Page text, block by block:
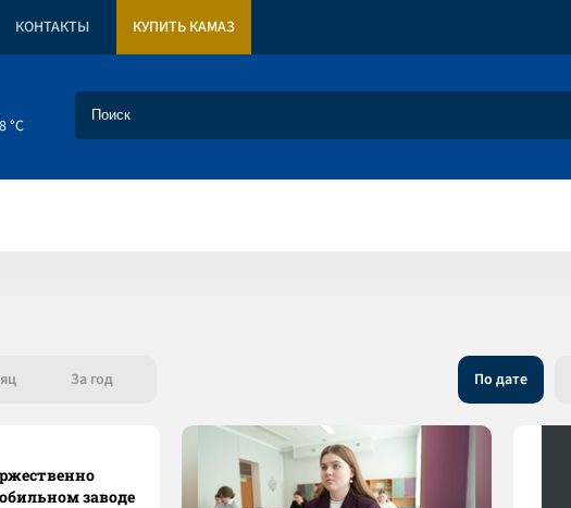
КОНТАКТЫ КУПИТЬ КАМАЗ
°C
За год По дате
заводе